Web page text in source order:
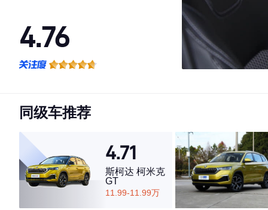
4.76
·空间表现较为优秀，优于69%同级车
同级车推荐
4.71
斯柯达 柯米克
GT
11.99-11.99万